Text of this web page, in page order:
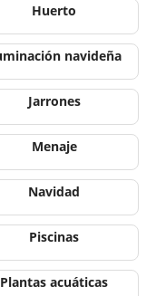
Huerto
navideña
Jarrones
Menaje
Navidad
Piscinas
Plantas acuáticas